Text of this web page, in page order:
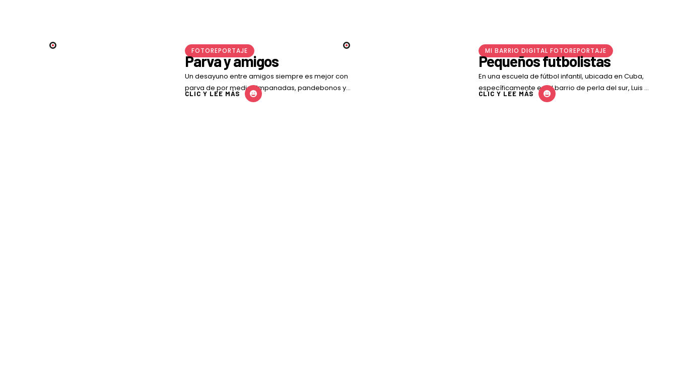
FOTOREPORTAJE
Parva y amigos
Un desayuno entre amigos siempre es mejor con
parva de por medio. Empanadas, pandebonos y
buñuelos son el combo ganador para compartir
CLIC Y LEE MÁS
MI BARRIO DIGITAL FOTOREPORTAJE
Pequeños futbolistas
En una escuela de fútbol infantil, ubicada en Cuba,
específicamente en el barrio de perla del sur, Luis y
Jeremías se enfrentan en …
CLIC Y LEE MÁS